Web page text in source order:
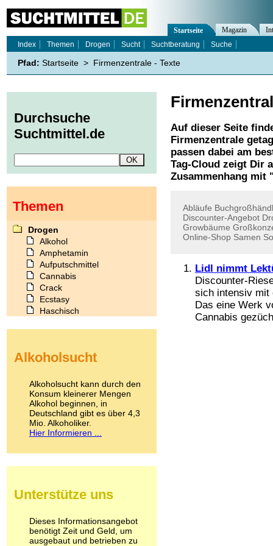
Auf dieser Seite
Firmenzentrale
passen dabei am
Tag-Cloud zeigt Dir
Zusammenhang mit
Abläufe
Discounter-Angebot
Growbäume
Online-Shop Samen
Lidl nimmt
Discounter-
sich intensiv mit
Das eine Werk
Cannabis
Startseite Magazin
Index
Themen Drogen Sucht Suchtberatung Suche
Pfad: Startseite > Firmenzentrale - Texte
Durchsuche
Suchtmittel.de
Themen
Drogen
Alkohol
Amphetamin
Aufputschmittel
Cannabis
Crack
Ecstasy
Haschisch
Kokain
LSD
Marihuana
Medikamente
Meskalin
Metamphetamin
Methadon
Pilze
Psychopharmaka
Schlafmittel
Schmerzmittel
Alkoholsucht
Alkoholsucht kann durch den
Konsum kleinerer Mengen
Alkohol beginnen, in
Deutschland gibt es über 4,3
Mio. Alkoholiker.
Hier Informieren ...
Unterstütze uns
Dieses Informationsangebot
benötigt Zeit und Geld, um
ausgebaut und betrieben zu